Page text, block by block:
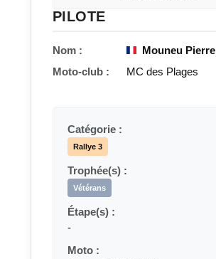
PILOTE
Nom :
Mouneu Pierre
Moto-club :
MC des Plages
Catégorie :
Rallye 3
Trophée(s) :
Vétérans
Étape(s) :
-
Moto :